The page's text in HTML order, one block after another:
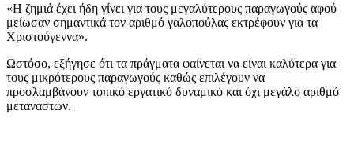
«Η ζημιά έχει ήδη γίνει για τους μεγαλύτερους παραγωγούς αφού
μείωσαν σημαντικά τον αριθμό γαλοπούλας εκτρέφουν για τα
Χριστούγεννα».
Ωστόσο, εξήγησε ότι τα πράγματα φαίνεται να είναι καλύτερα για
τους μικρότερους παραγωγούς καθώς επιλέγουν να
προσλαμβάνουν τοπικό εργατικό δυναμικό και όχι μεγάλο αριθμό
μεταναστών.